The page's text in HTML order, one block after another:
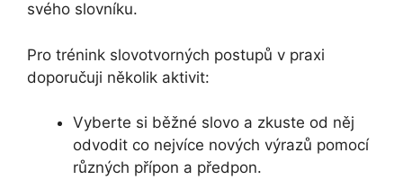
svého slovníku.
Pro trénink slovotvorných postupů v praxi
doporučuji několik aktivit:
Vyberte si běžné slovo a zkuste od něj
odvodit co nejvíce nových výrazů pomocí
různých přípon a předpon.